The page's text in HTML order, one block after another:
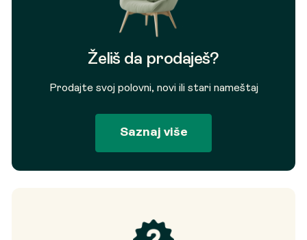
Želiš da prodaješ?
Prodajte svoj polovni, novi ili stari nameštaj
Saznaj više